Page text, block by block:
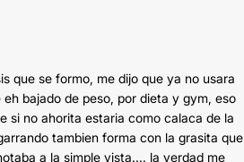
que se formo, me dijo que ya no usara
bajado de peso, por dieta y gym, eso
si no ahorita estaria como calaca de la
tambien forma con la grasita que
a la simple vista.... la verdad me